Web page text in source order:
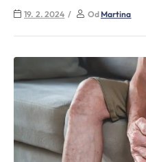
19. 2. 2024 OdMartina